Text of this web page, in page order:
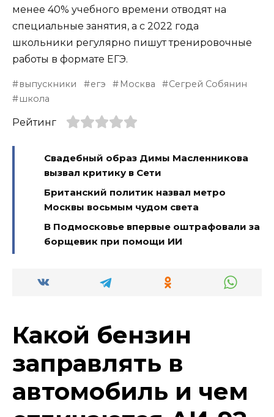
менее 40% учебного времени отводят на
специальные занятия, а с 2022 года
школьники регулярно пишут тренировочные
работы в формате ЕГЭ.
выпускники егэ Москва
Сегрей Собянин
школа
Рейтинг
Свадебный образ Димы Масленникова
вызвал критику в Сети
Британский политик назвал метро
Москвы восьмым чудом света
В Подмосковье впервые оштрафовали за
борщевик при помощи ИИ
Какой бензин
заправлять в
автомобиль и чем